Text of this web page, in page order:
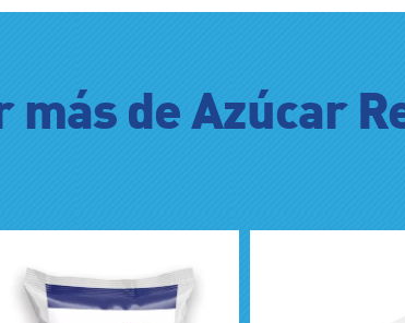
más de Azúcar